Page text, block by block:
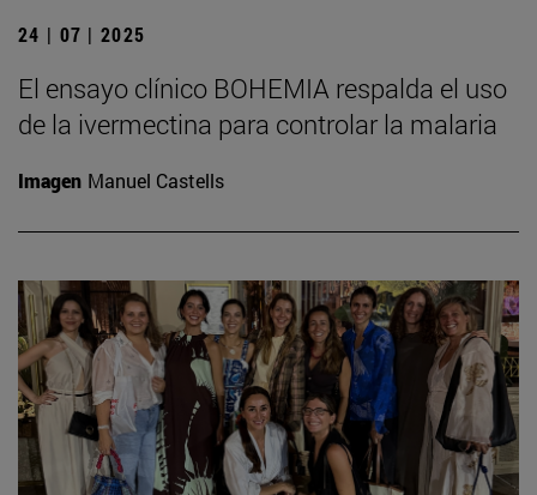
24 | 07 | 2025
El ensayo clínico BOHEMIA respalda el uso
de la ivermectina para controlar la malaria
Imagen Manuel Castells